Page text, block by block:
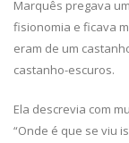
Marquês pregava
fisionomia e ficava
eram de um
castanho-escuros.
Ela descrevia com
“Onde é que se viu